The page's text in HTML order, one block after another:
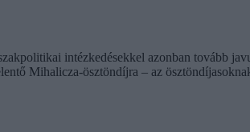
intézkedésekkel azonban tovább
Mihalicza-ösztöndíjra – az